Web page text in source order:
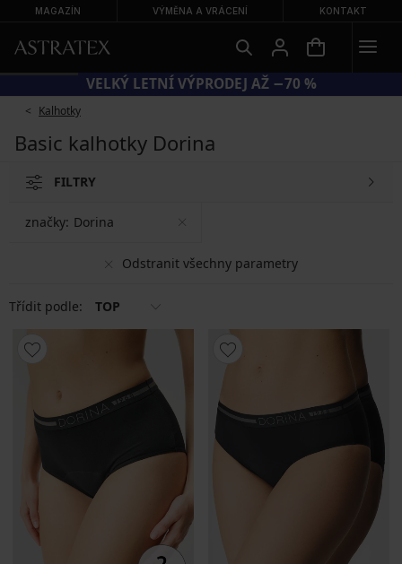
MAGAZÍN VÝMĚNA A VRÁCENÍ KONTAKT
VELKÝ LETNÍ VÝPRODEJ AŽ −70 %
Kalhotky
Basic kalhotky Dorina
FILTRY
Odstranit všechny parametry
značky: Dorina
Třídit podle: TOP